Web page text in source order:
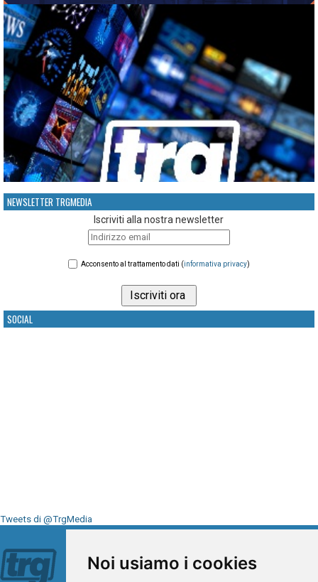
Noi usiamo i cookies
NEWSLETTER TRGMEDIA
Iscriviti alla nostra newsletter
Acconsento al trattamento dati (informativa privacy)
SOCIAL
Tweets di @TrgMedia